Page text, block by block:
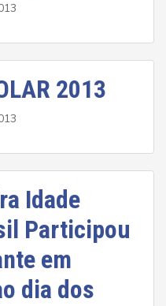
2013
Idade
Participou
em
dia dos